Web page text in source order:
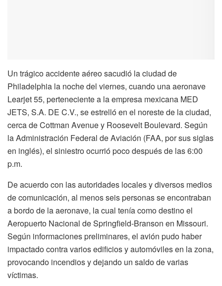
Un trágico accidente aéreo sacudió la ciudad de
Philadelphia la noche del viernes, cuando una aeronave
Learjet 55, perteneciente a la empresa mexicana MED
JETS, S.A. DE C.V., se estrelló en el noreste de la ciudad,
cerca de Cottman Avenue y Roosevelt Boulevard. Según
la Administración Federal de Aviación (FAA, por sus siglas
en inglés), el siniestro ocurrió poco después de las 6:00
p.m.
De acuerdo con las autoridades locales y diversos medios
de comunicación, al menos seis personas se encontraban
a bordo de la aeronave, la cual tenía como destino el
Aeropuerto Nacional de Springfield-Branson en Missouri.
Según informaciones preliminares, el avión pudo haber
impactado contra varios edificios y automóviles en la zona,
provocando incendios y dejando un saldo de varias
víctimas.